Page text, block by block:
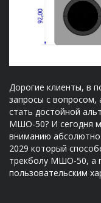
Дорогие клиенты, в
запросы с вопросом,
стать достойной
МШО-50? И сегодня
вниманию
2029 который
трекболу МШО-50, а
пользовательским